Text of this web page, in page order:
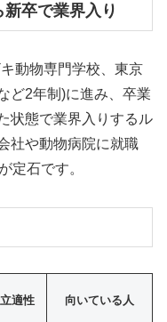
卒で業界入り
動物専門学校、東京
ど2年制)に進み、卒業
状態で業界入りするル
社や動物病院に就職
定石です。
適性 向いている人